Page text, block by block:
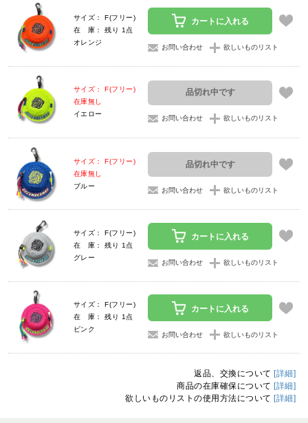
サイズ： F(フリー)
在 庫： 残り 1点
オレンジ
カートに入れる
お問い合わせ 欲しいものリスト
サイズ： F(フリー)
在庫無し
イエロー
品切れ中です
お問い合わせ 欲しいものリスト
サイズ： F(フリー)
在庫無し
ブルー
品切れ中です
お問い合わせ 欲しいものリスト
サイズ： F(フリー)
在 庫： 残り 1点
グレー
カートに入れる
お問い合わせ 欲しいものリスト
サイズ： F(フリー)
在 庫： 残り 1点
ピンク
カートに入れる
お問い合わせ 欲しいものリスト
返品、交換について [詳細]
商品の在庫確保について [詳細]
欲しいものリストの使用方法について [詳細]